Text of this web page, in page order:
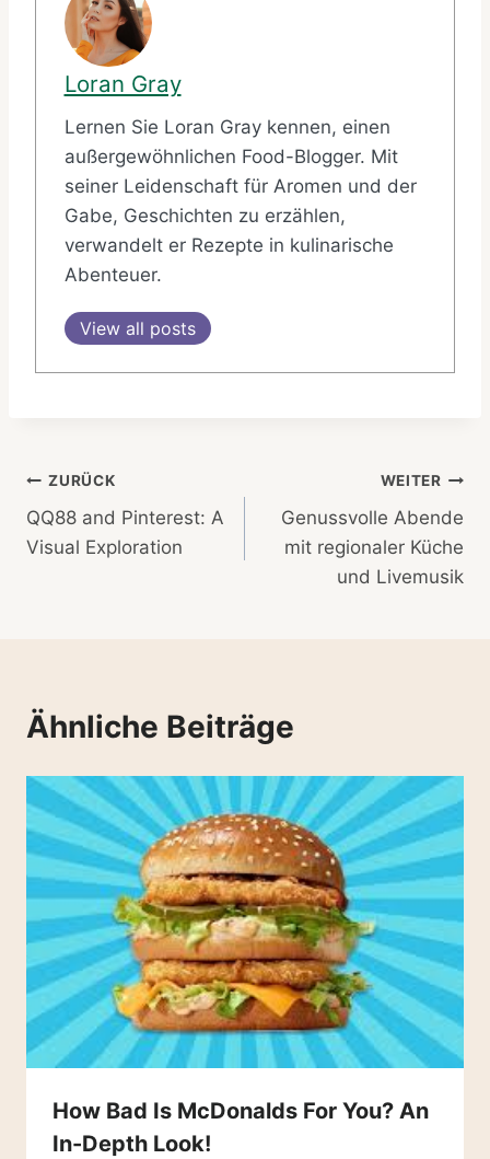
Loran Gray
Lernen Sie Loran Gray kennen, einen
außergewöhnlichen Food-Blogger. Mit
seiner Leidenschaft für Aromen und der
Gabe, Geschichten zu erzählen,
verwandelt er Rezepte in kulinarische
Abenteuer.
View all posts
Beitragsnavigation
ZURÜCK
QQ88 and Pinterest: A
Visual Exploration
WEITER
Genussvolle Abende
mit regionaler Küche
und Livemusik
Ähnliche Beiträge
How Bad Is McDonalds For You? An
In-Depth Look!